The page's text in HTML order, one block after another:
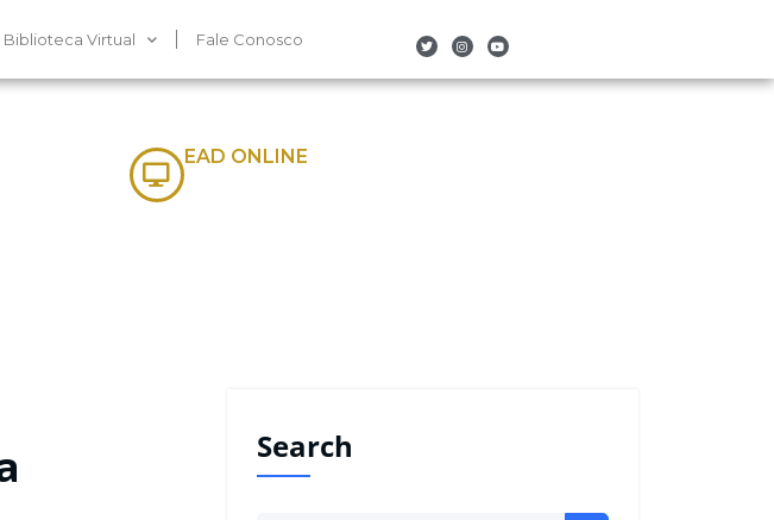
Biblioteca Virtual Fale Conosco
EAD ONLINE
Search